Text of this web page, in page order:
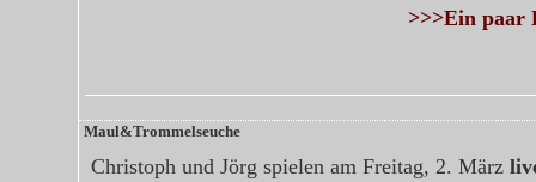
>>>Ein paar
Maul&Trommelseuche
Christoph und Jörg spielen am Freitag, 2. März